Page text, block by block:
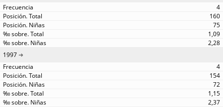
4
160
75
1,09
2,28
1997
4
154
72
1,15
2,37